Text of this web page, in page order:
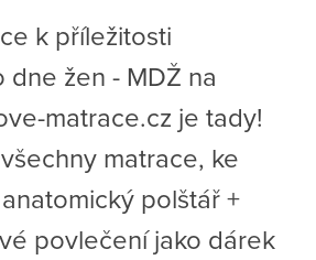
k příležitosti
žen - MDŽ na
matrace.cz je tady!
matrace, ke
polštář +
povlečení jako dárek